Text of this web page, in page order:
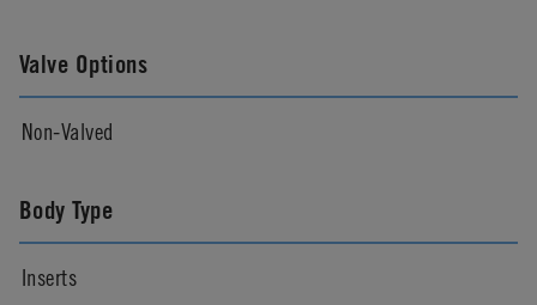
Valve Options
Non-Valved
Body Type
Inserts